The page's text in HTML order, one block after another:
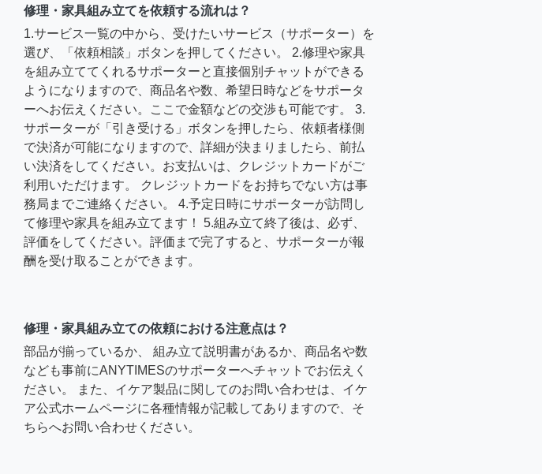
修理・家具組み立てを依頼する流れは？
1.サービス一覧の中から、受けたいサービス（サポーター）を
選び、「依頼相談」ボタンを押してください。 2.修理や家具
を組み立ててくれるサポーターと直接個別チャットができる
ようになりますので、商品名や数、希望日時などをサポータ
ーへお伝えください。ここで金額などの交渉も可能です。 3.
サポーターが「引き受ける」ボタンを押したら、依頼者様側
で決済が可能になりますので、詳細が決まりましたら、前払
い決済をしてください。お支払いは、クレジットカードがご
利用いただけます。 クレジットカードをお持ちでない方は事
務局までご連絡ください。 4.予定日時にサポーターが訪問し
て修理や家具を組み立てます！ 5.組み立て終了後は、必ず、
評価をしてください。評価まで完了すると、サポーターが報
酬を受け取ることができます。
修理・家具組み立ての依頼における注意点は？
部品が揃っているか、 組み立て説明書があるか、商品名や数
なども事前にANYTIMESのサポーターへチャットでお伝えく
ださい。 また、イケア製品に関してのお問い合わせは、イケ
ア公式ホームページに各種情報が記載してありますので、そ
ちらへお問い合わせください。